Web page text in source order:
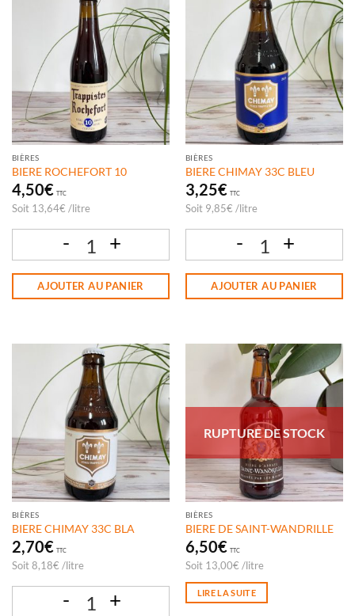
BIÈRES
BIERE ROCHEFORT 10
4,50€ TTC
Soit 13,64€ /litre
AJOUTER AU PANIER
BIÈRES
BIERE CHIMAY 33C BLEU
3,25€ TTC
Soit 9,85€ /litre
AJOUTER AU PANIER
BIÈRES
BIERE CHIMAY 33C BLA
2,70€ TTC
Soit 8,18€ /litre
RUPTURE DE STOCK
BIÈRES
BIERE DE SAINT-WANDRILLE
6,50€ TTC
Soit 13,00€ /litre
LIRE LA SUITE